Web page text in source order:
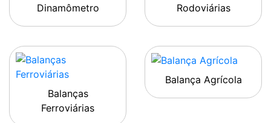
Dinamômetro
Rodoviárias
Balanças
Ferroviárias
Balança Agrícola